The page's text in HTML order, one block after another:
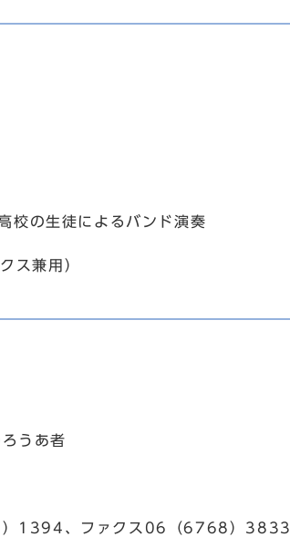
校の生徒によるバンド演奏
ス兼用）
うあ者
）1394、ファクス06（6768）3833